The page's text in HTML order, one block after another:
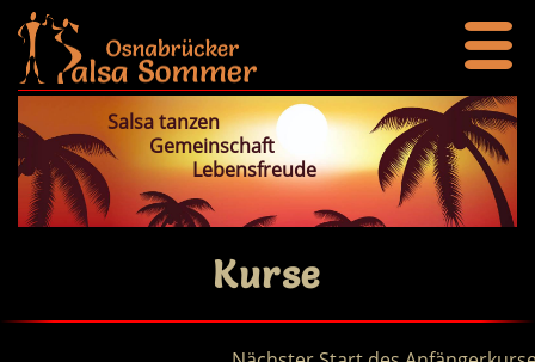
Salsa tanzen
Gemeinschaft
Lebensfreude
Kurse